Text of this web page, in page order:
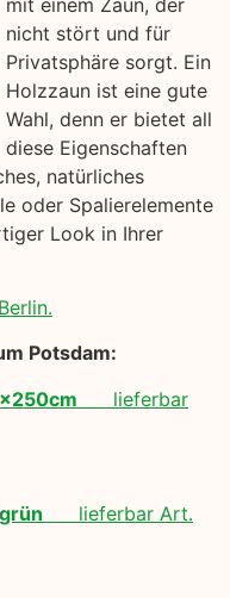
nicht stört und für
Privatsphäre sorgt. Ein
Holzzaun ist eine gute
Wahl, denn er bietet all
diese Eigenschaften
natürliches
oder Spalierelemente
Look in Ihrer
Potsdam:
lieferbar
lieferbar Art.